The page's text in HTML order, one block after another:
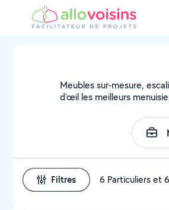
Meubles sur-mesure,
d'œil les meilleurs
Filtres 6 Particuliers et